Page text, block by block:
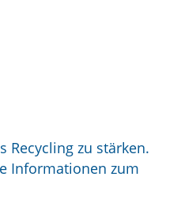
Recycling zu stärken.
Informationen zum